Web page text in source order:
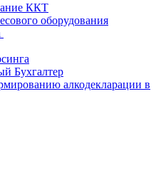
ККТ
оборудования
Бухгалтер
алкодекларации в